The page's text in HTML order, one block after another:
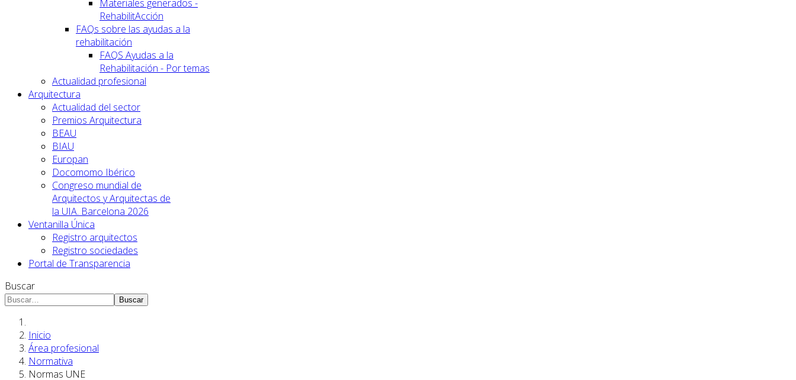
Materiales generados -
RehabilitAcción
FAQs sobre las ayudas a la
rehabilitación
FAQS Ayudas a la
Rehabilitación - Por temas
Actualidad profesional
Arquitectura
Actualidad del sector
Premios Arquitectura
BEAU
BIAU
Europan
Docomomo Ibérico
Congreso mundial de
Arquitectos y Arquitectas de
la UIA. Barcelona 2026
Ventanilla Única
Registro arquitectos
Registro sociedades
Portal de Transparencia
Buscar
Buscar
Inicio
Área profesional
Normativa
Normas UNE